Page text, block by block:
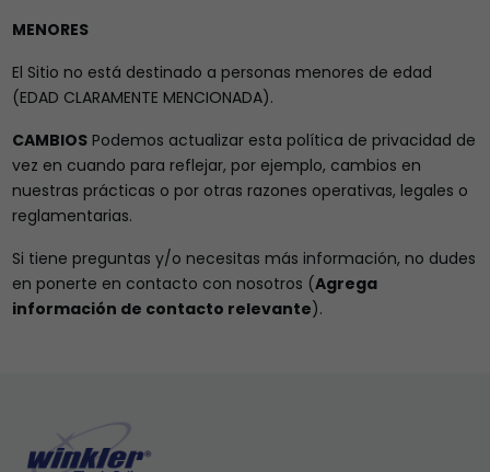
MENORES
El Sitio no está destinado a personas menores de edad
(EDAD CLARAMENTE MENCIONADA).
CAMBIOSPodemos actualizar esta política de privacidad de
vez en cuando para reflejar, por ejemplo, cambios en
nuestras prácticas o por otras razones operativas, legales o
reglamentarias.
Si tiene preguntas y/o necesitas más información, no dudes
en ponerte en contacto con nosotros (Agrega
información de contacto relevante).